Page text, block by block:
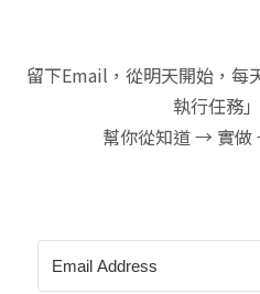
留下Email，從明天開始，每
執行任務」
幫你從知道 → 實做